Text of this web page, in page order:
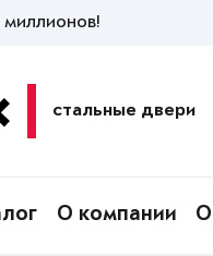
стальные двери
О компании